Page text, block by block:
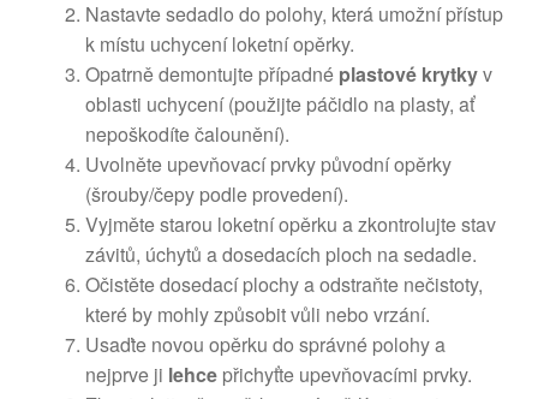
Nastavte sedadlo do polohy, která umožní přístup
k místu uchycení loketní opěrky.
Opatrně demontujte případné plastové krytkyv
oblasti uchycení (použijte páčidlo na plasty, ať
nepoškodíte čalounění).
Uvolněte upevňovací prvky původní opěrky
(šrouby/čepy podle provedení).
Vyjměte starou loketní opěrku a zkontrolujte stav
závitů, úchytů a dosedacích ploch na sedadle.
Očistěte dosedací plochy a odstraňte nečistoty,
které by mohly způsobit vůli nebo vrzání.
Usaďte novou opěrku do správné polohy a
nejprve ji lehcepřichyťte upevňovacími prvky.